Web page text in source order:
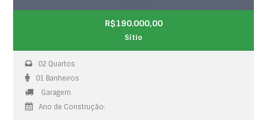
R$190.000,00
Sítio
02 Quartos
01 Banheiros
Garagem
Ano de Construção: